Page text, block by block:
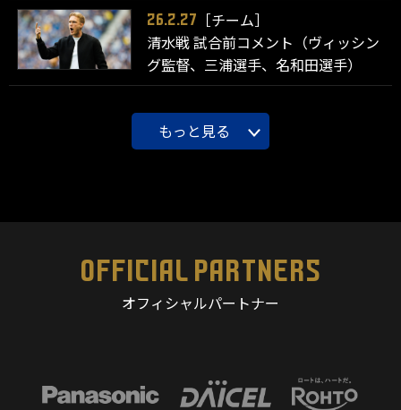
26.2.27
［チーム］
清水戦 試合前コメント（ヴィッシン
グ監督、三浦選手、名和田選手）
もっと見る
OFFICIAL PARTNERS
オフィシャルパートナー